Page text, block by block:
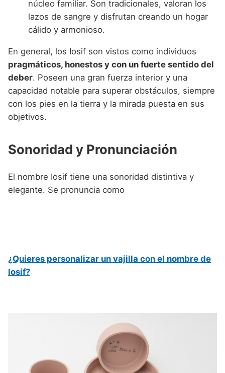
núcleo familiar. Son tradicionales, valoran los
lazos de sangre y disfrutan creando un hogar
cálido y armonioso.
En general, los Iosif son vistos como individuos
pragmáticos, honestos y con un fuerte sentido del
deber. Poseen una gran fuerza interior y una
capacidad notable para superar obstáculos, siempre
con los pies en la tierra y la mirada puesta en sus
objetivos.
Sonoridad y Pronunciación
El nombre Iosif tiene una sonoridad distintiva y
elegante. Se pronuncia como
¿Quieres personalizar un vajilla con el nombre de
Iosif?